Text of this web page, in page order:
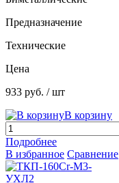
Предназначение
Технические
Цена
933 руб. / шт
В корзину
Подробнее
В избранное Сравнение